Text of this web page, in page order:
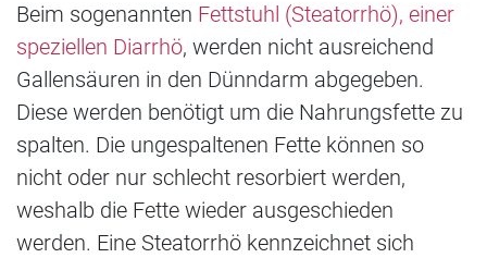
Beim sogenannten Fettstuhl (Steatorrhö), einer
speziellen Diarrhö, werden nicht ausreichend
Gallensäuren in den Dünndarm abgegeben.
Diese werden benötigt um die Nahrungsfette zu
spalten. Die ungespaltenen Fette können so
nicht oder nur schlecht resorbiert werden,
weshalb die Fette wieder ausgeschieden
werden. Eine Steatorrhö kennzeichnet sich